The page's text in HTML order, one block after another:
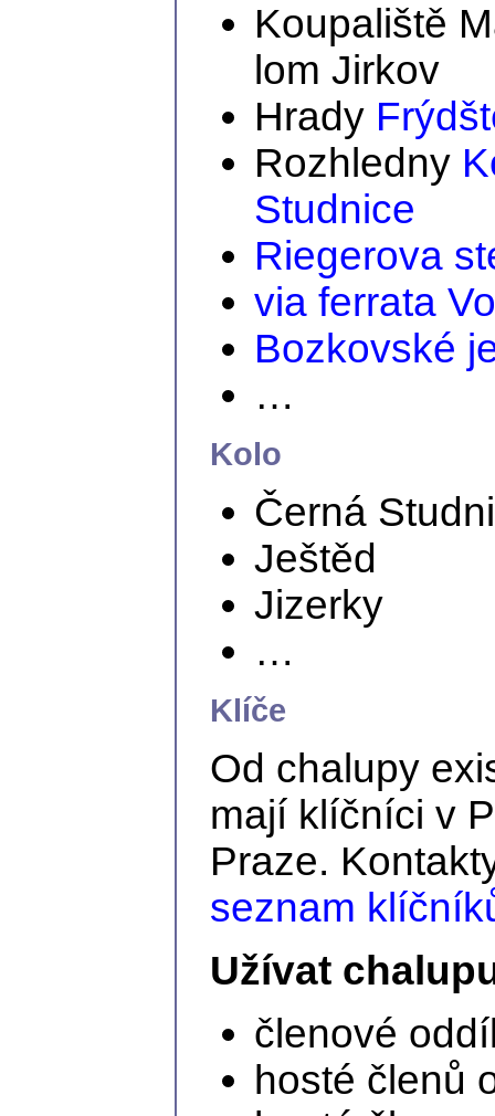
Koupaliště
lom Jirkov
Hrady
Rozhledny
Studnice
Riegerova
via ferrata
Bozkovské
…
Kolo
Černá
Ještěd
Jizerky
…
Klíče
Od chalupy
mají klíčníci v
Praze.
seznam
Užívat
členové
hosté členů